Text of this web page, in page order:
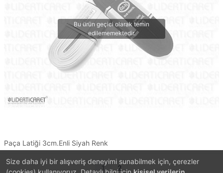
Size daha iyi bir alışveriş deneyimi sunabilmek için, çerezler
Paça Latiği 3cm.Enli Siyah Renk
1 2